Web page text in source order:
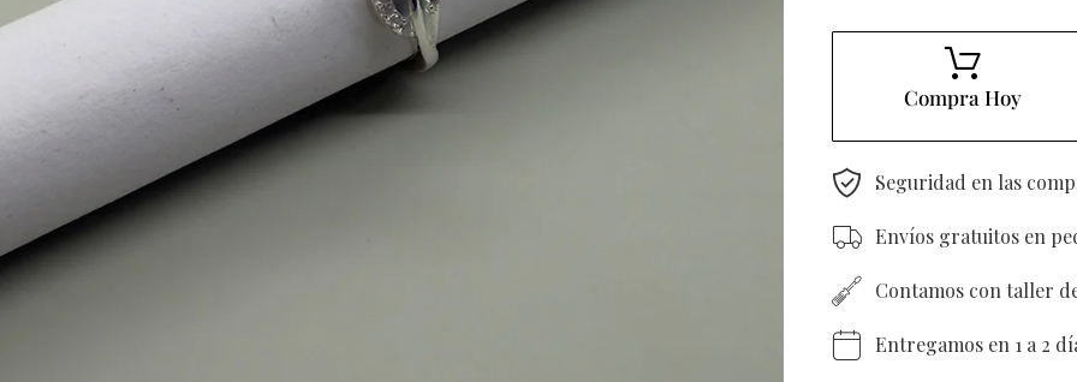
Compra Hoy
Seguridad en las
Envíos gratuitos en
Contamos con taller
Entregamos en 1 a 2